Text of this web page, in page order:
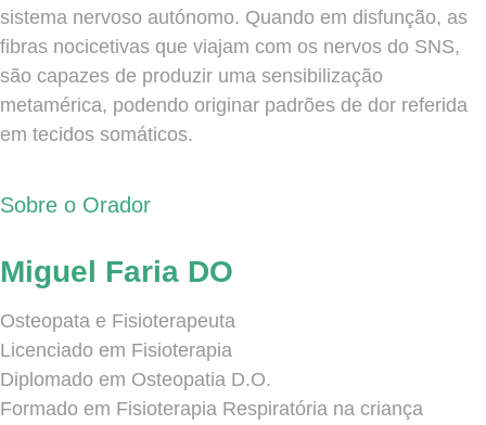
sistema nervoso autónomo. Quando em disfunção, as
fibras nocicetivas que viajam com os nervos do SNS,
são capazes de produzir uma sensibilização
metamérica, podendo originar padrões de dor referida
em tecidos somáticos.
Sobre o Orador
Miguel Faria DO
Osteopata e Fisioterapeuta
Licenciado em Fisioterapia
Diplomado em Osteopatia D.O.
Formado em Fisioterapia Respiratória na criança